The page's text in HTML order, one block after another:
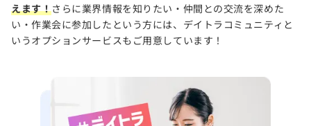
えます！さらに業界情報を知りたい・仲間との交流を深めた
い・作業会に参加したという方には、デイトラコミュニティと
いうオプションサービスもご用意しています！